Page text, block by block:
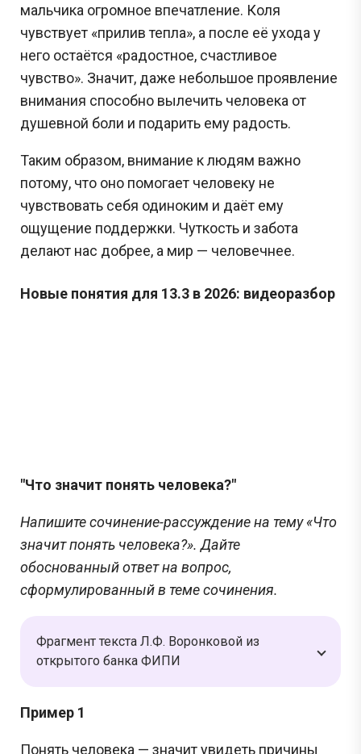
мальчика огромное впечатление. Коля
чувствует «прилив тепла», а после её ухода у
него остаётся «радостное, счастливое
чувство». Значит, даже небольшое проявление
внимания способно вылечить человека от
душевной боли и подарить ему радость.
Таким образом, внимание к людям важно
потому, что оно помогает человеку не
чувствовать себя одиноким и даёт ему
ощущение поддержки. Чуткость и забота
делают нас добрее, а мир — человечнее.
Новые понятия для 13.3 в 2026: видеоразбор
"Что значит понять человека?"
Напишите сочинение-рассуждение на тему «Что
значит понять человека?». Дайте
обоснованный ответ на вопрос,
сформулированный в теме сочинения.
Фрагмент текста Л.Ф. Воронковой из
открытого банка ФИПИ
Пример 1
Понять человека — значит увидеть причины